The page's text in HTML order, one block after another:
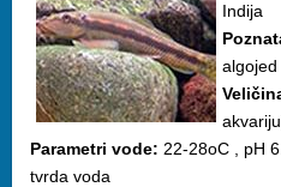
Indija
algojed
Parametri vode: 22-28oC , pH
tvrda voda